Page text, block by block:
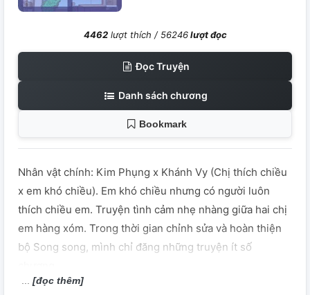
4462lượt thích /56246lượt đọc
Đọc Truyện
Danh sách chương
Bookmark
Nhân vật chính: Kim Phụng x Khánh Vy (Chị thích chiều
x em khó chiều). Em khó chiều nhưng có người luôn
thích chiều em. Truyện tình cảm nhẹ nhàng giữa hai chị
em hàng xóm. Trong thời gian chỉnh sửa và hoàn thiện
bộ Song song, mình chỉ đăng những truyện ít số
[đọc thêm]